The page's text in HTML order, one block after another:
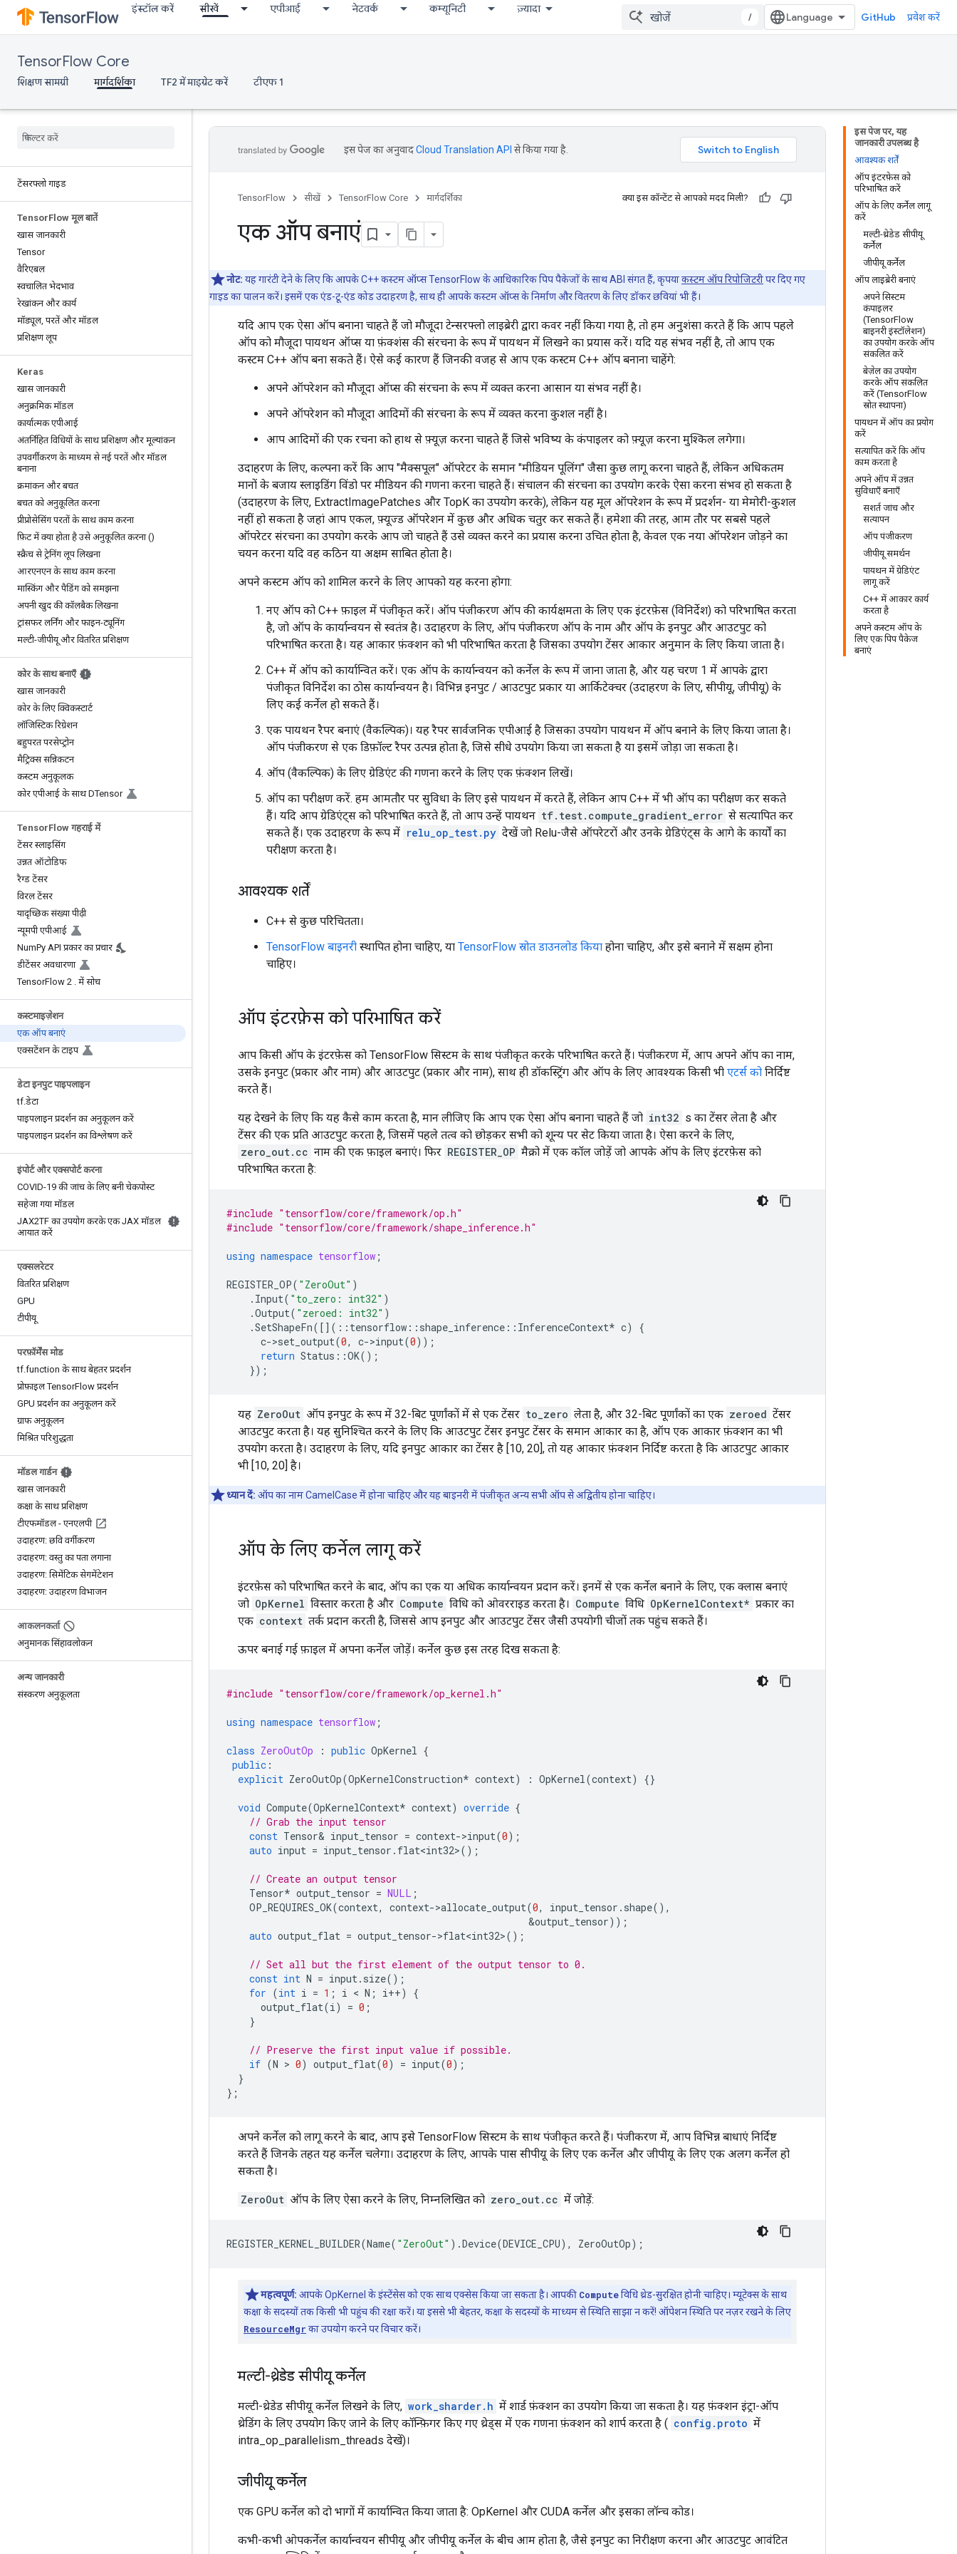
इंस्टॉल करें सीखें एपीआई नेटवर्क कम्यूनिटी ज़्यादा
/ GitHub प्रवेश करें
TensorFlow Core
शिक्षण सामग्री मार्गदर्शिका TF2 में माइग्रेट करें टीएफ 1
टेंसरफ्लो गाइड
TensorFlow मूल बातें
खास जानकारी
Tensor
वैरिएबल
स्वचालित भेदभाव
रेखांकन और कार्य
मॉड्यूल, परतें और मॉडल
प्रशिक्षण लूप
Keras
खास जानकारी
अनुक्रमिक मॉडल
कार्यात्मक एपीआई
अंतर्निहित विधियों के साथ प्रशिक्षण और मूल्यांकन
उपवर्गीकरण के माध्यम से नई परतें और मॉडल
बनाना
क्रमांकन और बचत
बचत को अनुकूलित करना
प्रीप्रोसेसिंग परतों के साथ काम करना
फ़िट में क्या होता है उसे अनुकूलित करना ()
स्क्रैच से ट्रेनिंग लूप लिखना
आरएनएन के साथ काम करना
मास्किंग और पैडिंग को समझना
अपनी खुद की कॉलबैक लिखना
ट्रांसफर लर्निंग और फाइन-ट्यूनिंग
मल्टी-जीपीयू और वितरित प्रशिक्षण
कोर के साथ बनाएँ
खास जानकारी
कोर के लिए क्विकस्टार्ट
लॉजिस्टिक रिग्रेशन
बहुपरत परसेप्ट्रोन
मैट्रिक्स सन्निकटन
कस्टम अनुकूलक
कोर एपीआई के साथ DTensor
TensorFlow गहराई में
टेंसर स्लाइसिंग
उन्नत ऑटोडिफ
रैग्ड टेंसर
विरल टेंसर
यादृच्छिक संख्या पीढ़ी
न्यूमपी एपीआई
NumPy API प्रकार का प्रचार
डीटेंसर अवधारणा
TensorFlow 2 . में सोच
कस्टमाइज़ेशन
एक ऑप बनाएं
एक्सटेंशन के टाइप
डेटा इनपुट पाइपलाइन
tf.डेटा
पाइपलाइन प्रदर्शन का अनुकूलन करें
पाइपलाइन प्रदर्शन का विश्लेषण करें
इंपोर्ट और एक्सपोर्ट करना
COVID-19 की जांच के लिए बनी चेकपोस्ट
सहेजा गया मॉडल
JAX2TF का उपयोग करके एक JAX मॉडल
आयात करें
एक्सलरेटर
वितरित प्रशिक्षण
GPU
टीपीयू
परफ़ॉर्मेंस मोड
tf.function के साथ बेहतर प्रदर्शन
प्रोफ़ाइल TensorFlow प्रदर्शन
GPU प्रदर्शन का अनुकूलन करें
ग्राफ अनुकूलन
मिश्रित परिशुद्धता
मॉडल गार्डन
खास जानकारी
कक्षा के साथ प्रशिक्षण
टीएफमॉडल - एनएलपी
उदाहरण: छवि वर्गीकरण
उदाहरण: वस्तु का पता लगाना
उदाहरण: सिमेंटिक सेगमेंटेशन
उदाहरण: उदाहरण विभाजन
आकलनकर्ता
अनुमानक सिंहावलोकन
अन्य जानकारी
संस्करण अनुकूलता
इस पेज पर, यह
जानकारी उपलब्ध है
आवश्यक शर्तें
ऑप इंटरफ़ेस को
परिभाषित करें
ऑप के लिए कर्नेल लागू
करें
मल्टी-थ्रेडेड सीपीयू
कर्नेल
जीपीयू कर्नेल
ऑप लाइब्रेरी बनाएं
अपने सिस्टम
कंपाइलर
(TensorFlow
बाइनरी इंस्टॉलेशन)
का उपयोग करके ऑप
संकलित करें
बेज़ेल का उपयोग
करके ऑप संकलित
करें (TensorFlow
स्रोत स्थापना)
पायथन में ऑप का प्रयोग
करें
सत्यापित करें कि ऑप
काम करता है
अपने ऑप में उन्नत
सुविधाएँ बनाएँ
सशर्त जांच और
सत्यापन
ऑप पंजीकरण
जीपीयू समर्थन
पायथन में ग्रेडिएंट
लागू करें
C++ में आकार कार्य
करता है
अपने कस्टम ऑप के
लिए एक पिप पैकेज
बनाएं
इस पेज का अनुवादCloud Translation API से किया गया है.
TensorFlow सीखें TensorFlow Core मार्गदर्शिका क्या इस कॉन्टेंट से आपको मदद मिली?
एक ऑप बनाएं
नोट: यह गारंटी देने के लिए कि आपके C++ कस्टम ऑप्स TensorFlow के आधिकारिक पिप पैकेजों के साथ ABI संगत हैं, कृपयाकस्टम ऑप रिपोजिटरीपर दिए गए
गाइड का पालन करें। इसमें एक एंड-टू-एंड कोड उदाहरण है, साथ ही आपके कस्टम ऑप्स के निर्माण और वितरण के लिए डॉकर छवियां भी हैं।
यदि आप एक ऐसा ऑप बनाना चाहते हैं जो मौजूदा टेन्सरफ्लो लाइब्रेरी द्वारा कवर नहीं किया गया है, तो हम अनुशंसा करते हैं कि आप पहले
ऑप को मौजूदा पायथन ऑप्स या फ़ंक्शंस की संरचना के रूप में पायथन में लिखने का प्रयास करें। यदि यह संभव नहीं है, तो आप एक
कस्टम C++ ऑप बना सकते हैं। ऐसे कई कारण हैं जिनकी वजह से आप एक कस्टम C++ ऑप बनाना चाहेंगे:
अपने ऑपरेशन को मौजूदा ऑप्स की संरचना के रूप में व्यक्त करना आसान या संभव नहीं है।
अपने ऑपरेशन को मौजूदा आदिमों की संरचना के रूप में व्यक्त करना कुशल नहीं है।
आप आदिमों की एक रचना को हाथ से फ़्यूज़ करना चाहते हैं जिसे भविष्य के कंपाइलर को फ़्यूज़ करना मुश्किल लगेगा।
उदाहरण के लिए, कल्पना करें कि आप "मैक्सपूल" ऑपरेटर के समान "मीडियन पूलिंग" जैसा कुछ लागू करना चाहते हैं, लेकिन अधिकतम
मानों के बजाय स्लाइडिंग विंडो पर मीडियन की गणना करना चाहते हैं। संचालन की संरचना का उपयोग करके ऐसा करना संभव हो सकता है
(उदाहरण के लिए, ExtractImagePatches और TopK का उपयोग करके), लेकिन यह मूल ऑपरेशन के रूप में प्रदर्शन- या मेमोरी-कुशल
नहीं हो सकता है जहां आप एकल, फ़्यूज्ड ऑपरेशन में कुछ और अधिक चतुर कर सकते हैं। हमेशा की तरह, आम तौर पर सबसे पहले
ऑपरेटर संरचना का उपयोग करके आप जो चाहते हैं उसे व्यक्त करने का प्रयास करना उचित होता है, केवल एक नया ऑपरेशन जोड़ने का
चयन करना यदि वह कठिन या अक्षम साबित होता है।
अपने कस्टम ऑप को शामिल करने के लिए आपको यह करना होगा:
नए ऑप को C++ फ़ाइल में पंजीकृत करें। ऑप पंजीकरण ऑप की कार्यक्षमता के लिए एक इंटरफ़ेस (विनिर्देश) को परिभाषित करता
है, जो ऑप के कार्यान्वयन से स्वतंत्र है। उदाहरण के लिए, ऑप पंजीकरण ऑप के नाम और ऑप के इनपुट और आउटपुट को
परिभाषित करता है। यह आकार फ़ंक्शन को भी परिभाषित करता है जिसका उपयोग टेंसर आकार अनुमान के लिए किया जाता है।
C++ में ऑप को कार्यान्वित करें। एक ऑप के कार्यान्वयन को कर्नेल के रूप में जाना जाता है, और यह चरण 1 में आपके द्वारा
पंजीकृत विनिर्देश का ठोस कार्यान्वयन है। विभिन्न इनपुट / आउटपुट प्रकार या आर्किटेक्चर (उदाहरण के लिए, सीपीयू, जीपीयू) के
लिए कई कर्नेल हो सकते हैं।
एक पायथन रैपर बनाएं (वैकल्पिक)। यह रैपर सार्वजनिक एपीआई है जिसका उपयोग पायथन में ऑप बनाने के लिए किया जाता है।
ऑप पंजीकरण से एक डिफ़ॉल्ट रैपर उत्पन्न होता है, जिसे सीधे उपयोग किया जा सकता है या इसमें जोड़ा जा सकता है।
ऑप (वैकल्पिक) के लिए ग्रेडिएंट की गणना करने के लिए एक फ़ंक्शन लिखें।
ऑप का परीक्षण करें. हम आमतौर पर सुविधा के लिए इसे पायथन में करते हैं, लेकिन आप C++ में भी ऑप का परीक्षण कर सकते
हैं। यदि आप ग्रेडिएंट्स को परिभाषित करते हैं, तो आप उन्हें पायथन tf.test.compute_gradient_error से सत्यापित कर
सकते हैं। एक उदाहरण के रूप में relu_op_test.py देखें जो Relu-जैसे ऑपरेटरों और उनके ग्रेडिएंट्स के आगे के कार्यों का
परीक्षण करता है।
आवश्यक शर्तें
C++ से कुछ परिचितता।
TensorFlow बाइनरी स्थापित होना चाहिए, या TensorFlow स्रोत डाउनलोड किया होना चाहिए, और इसे बनाने में सक्षम होना
चाहिए।
ऑप इंटरफ़ेस को परिभाषित करें
आप किसी ऑप के इंटरफ़ेस को TensorFlow सिस्टम के साथ पंजीकृत करके परिभाषित करते हैं। पंजीकरण में, आप अपने ऑप का नाम,
उसके इनपुट (प्रकार और नाम) और आउटपुट (प्रकार और नाम), साथ ही डॉकस्ट्रिंग और ऑप के लिए आवश्यक किसी भी एटर्स को निर्दिष्ट
करते हैं।
यह देखने के लिए कि यह कैसे काम करता है, मान लीजिए कि आप एक ऐसा ऑप बनाना चाहते हैं जो int32 s का टेंसर लेता है और
टेंसर की एक प्रति आउटपुट करता है, जिसमें पहले तत्व को छोड़कर सभी को शून्य पर सेट किया जाता है। ऐसा करने के लिए,
zero_out.cc नाम की एक फ़ाइल बनाएं। फिर REGISTER_OP मैक्रो में एक कॉल जोड़ें जो आपके ऑप के लिए इंटरफ़ेस को
परिभाषित करता है:
#include "tensorflow/core/framework/op.h"
#include "tensorflow/core/framework/shape_inference.h"
using namespace tensorflow ;
REGISTER_OP( "ZeroOut" )
. Input( "to_zero: int32" )
.Output( "zeroed: int32" )
.SetShapeFn([]( :: tensorflow :: shape_inference :: InferenceContext* c)
{
c->set_output(0, c->input(0));
return Status ::OK();
});
यह ZeroOut ऑप इनपुट के रूप में 32-बिट पूर्णांकों में से एक टेंसर to_zero लेता है, और 32-बिट पूर्णांकों का एक zeroed टेंसर
आउटपुट करता है। यह सुनिश्चित करने के लिए कि आउटपुट टेंसर इनपुट टेंसर के समान आकार का है, ऑप एक आकार फ़ंक्शन का भी
उपयोग करता है। उदाहरण के लिए, यदि इनपुट आकार का टेंसर है [10, 20], तो यह आकार फ़ंक्शन निर्दिष्ट करता है कि आउटपुट आकार
भी [10, 20] है।
ध्यान दें: ऑप का नाम CamelCase में होना चाहिए और यह बाइनरी में पंजीकृत अन्य सभी ऑप से अद्वितीय होना चाहिए।
ऑप के लिए कर्नेल लागू करें
इंटरफ़ेस को परिभाषित करने के बाद, ऑप का एक या अधिक कार्यान्वयन प्रदान करें। इनमें से एक कर्नेल बनाने के लिए, एक क्लास बनाएं
जो OpKernel विस्तार करता है और Compute विधि को ओवरराइड करता है। Compute विधि OpKernelContext* प्रकार का
एक context तर्क प्रदान करती है, जिससे आप इनपुट और आउटपुट टेंसर जैसी उपयोगी चीजों तक पहुंच सकते हैं।
ऊपर बनाई गई फ़ाइल में अपना कर्नेल जोड़ें। कर्नेल कुछ इस तरह दिख सकता है:
#include "tensorflow/core/framework/op_kernel.h"
using namespace tensorflow ;
class ZeroOutOp : public OpKernel {
public :
explicit ZeroOutOp(OpKernelConstruction* context) : OpKernel(context) {}
void Compute(OpKernelContext* context) override {
// Grab the input tensor
const Tensor& input_tensor = context->input(0);
auto input = input_tensor . flat<int32>();
// Create an output tensor
Tensor* output_tensor = NULL ;
OP_REQUIRES_OK(context, context->allocate_output(0, input_tensor . shape(),
&output_tensor));
auto output_flat = output_tensor->flat<int32>();
// Set all but the first element of the output tensor to 0.
const int N = input. size();
for (int i = 1 ; i < N ; i++)
{
output_flat(i) = 0 ;
}
// Preserve the first input value if possible.
if (N > 0) output_flat(0) = input(0);
}
};
अपने कर्नेल को लागू करने के बाद, आप इसे TensorFlow सिस्टम के साथ पंजीकृत करते हैं। पंजीकरण में, आप विभिन्न बाधाएं निर्दिष्ट
करते हैं जिनके तहत यह कर्नेल चलेगा। उदाहरण के लिए, आपके पास सीपीयू के लिए एक कर्नेल और जीपीयू के लिए एक अलग कर्नेल हो
सकता है।
ZeroOut ऑप के लिए ऐसा करने के लिए, निम्नलिखित को zero_out.cc में जोड़ें:
REGISTER_KERNEL_BUILDER(Name( "ZeroOut" ).Device(DEVICE_CPU), ZeroOutOp);
महत्वपूर्ण: आपके OpKernel के इंस्टेंसेस को एक साथ एक्सेस किया जा सकता है। आपकी Computeविधि थ्रेड-सुरक्षित होनी चाहिए। म्यूटेक्स के साथ
कक्षा के सदस्यों तक किसी भी पहुंच की रक्षा करें। या इससे भी बेहतर, कक्षा के सदस्यों के माध्यम से स्थिति साझा न करें! ऑपेशन स्थिति पर नज़र रखने के लिए
ResourceMgr का उपयोग करने पर विचार करें।
मल्टी-थ्रेडेड सीपीयू कर्नेल
मल्टी-थ्रेडेड सीपीयू कर्नेल लिखने के लिए, work_sharder.h में शार्ड फ़ंक्शन का उपयोग किया जा सकता है। यह फ़ंक्शन इंट्रा-ऑप
थ्रेडिंग के लिए उपयोग किए जाने के लिए कॉन्फ़िगर किए गए थ्रेड्स में एक गणना फ़ंक्शन को शार्प करता है ( config.proto में
intra_op_parallelism_threads देखें)।
जीपीयू कर्नेल
एक GPU कर्नेल को दो भागों में कार्यान्वित किया जाता है: OpKernel और CUDA कर्नेल और इसका लॉन्च कोड।
कभी-कभी ओपकर्नेल कार्यान्वयन सीपीयू और जीपीयू कर्नेल के बीच आम होता है, जैसे इनपुट का निरीक्षण करना और आउटपुट आवंटित